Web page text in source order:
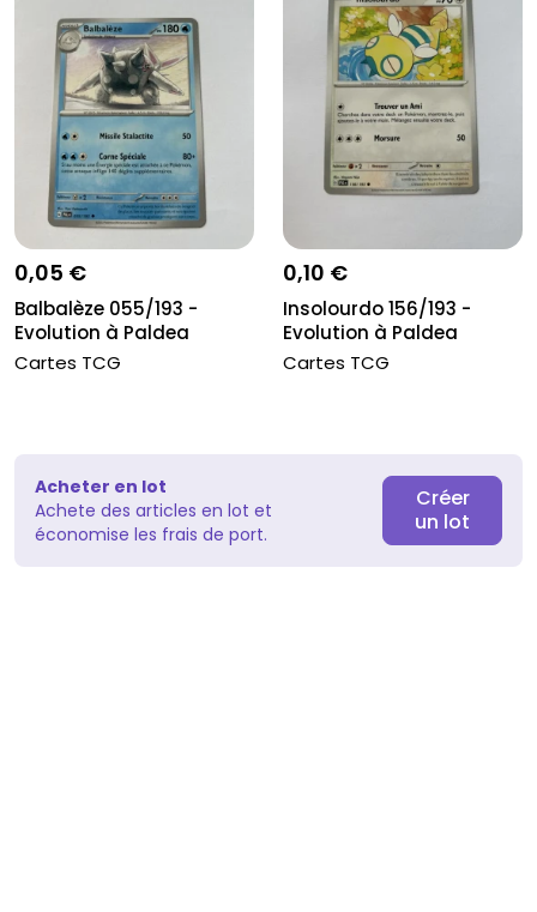
0,05 €
Balbalèze 055/193 -
Evolution à Paldea
Cartes TCG
0,10 €
Insolourdo 156/193 -
Evolution à Paldea
Cartes TCG
Acheter en lot
Achete des articles en lot et
économise les frais de port.
Créer
un lot